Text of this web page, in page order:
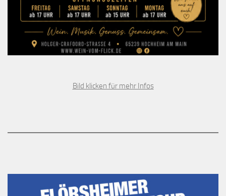
Bild klicken für mehr Infos